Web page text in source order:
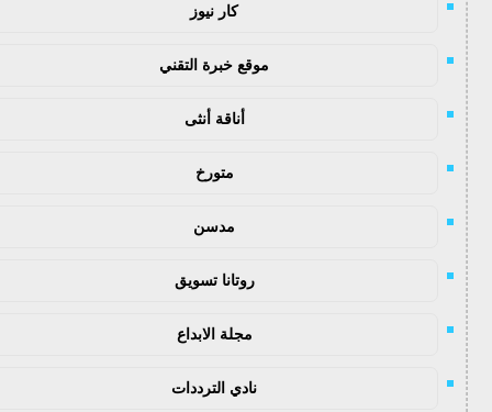
كار نيوز
موقع خبرة التقني
أناقة أنثى
متورخ
مدسن
روتانا تسويق
مجلة الابداع
نادي الترددات